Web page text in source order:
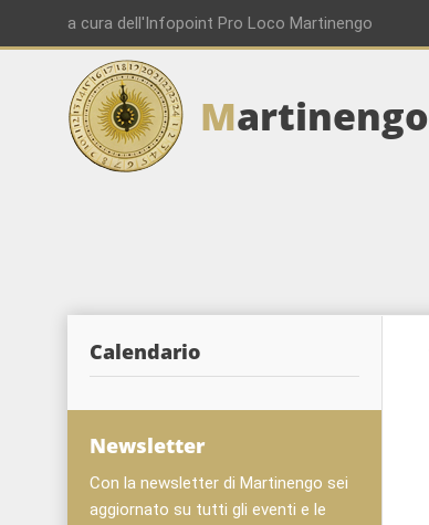
a cura dell'Infopoint Pro Loco Martinengo
Martinengo
Calendario
Newsletter
Con la newsletter di Martinengo sei
aggiornato su tutti gli eventi e le